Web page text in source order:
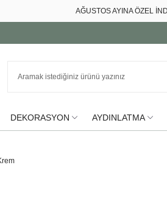
AĞUSTOS AYINA ÖZEL
DEKORASYON AYDINLATMA